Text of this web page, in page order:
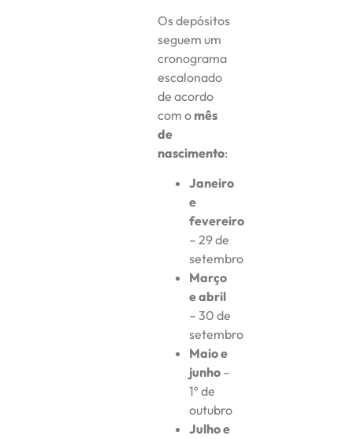
Os depósitos
seguem um
cronograma
escalonado
de acordo
com o mês
de
nascimento:
Janeiro
e
fevereiro
– 29 de
setembro
Março
e abril
– 30 de
setembro
Maio e
junho –
1º de
outubro
Julho e